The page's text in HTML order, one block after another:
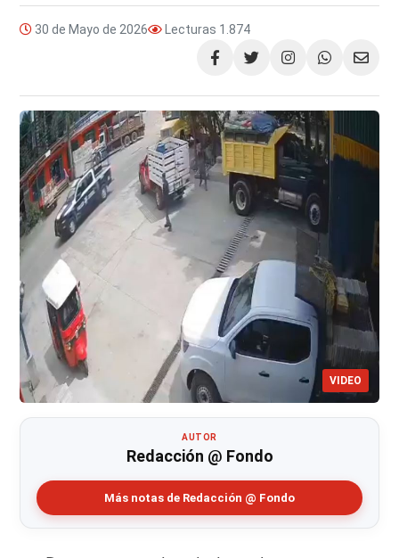
30 de Mayo de 2026 Lecturas 1.874
Compartir
VIDEO
AUTOR
Redacción @ Fondo
Más notas de Redacción @ Fondo